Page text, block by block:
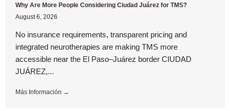
Why Are More People Considering Ciudad Juárez for TMS?
August 6, 2026
No insurance requirements, transparent pricing and
integrated neurotherapies are making TMS more
accessible near the El Paso–Juárez border CIUDAD
JUÁREZ,...
Más Información →